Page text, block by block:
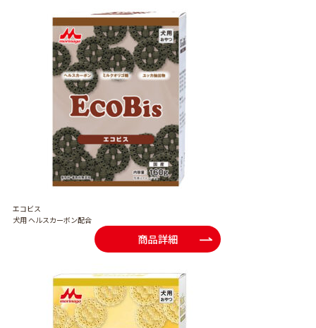
エコビス
犬用 ヘルスカーボン配合
商品詳細